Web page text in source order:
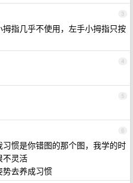
3
指几乎不使用，左手小拇指只按
4
5
6
惯是你错图的那个图，我学的时
不灵活
势去养成习惯